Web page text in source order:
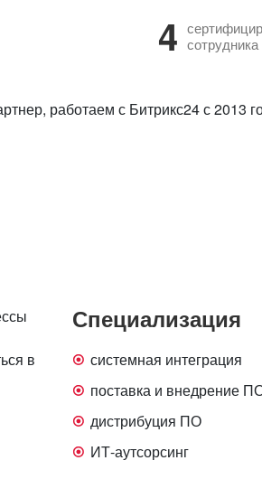
4 сотрудника
работаем с Битрикс24 с 2013
в
Специализация
системная интеграция
поставка и внедрение
дистрибуция ПО
ИТ-аутсорсинг